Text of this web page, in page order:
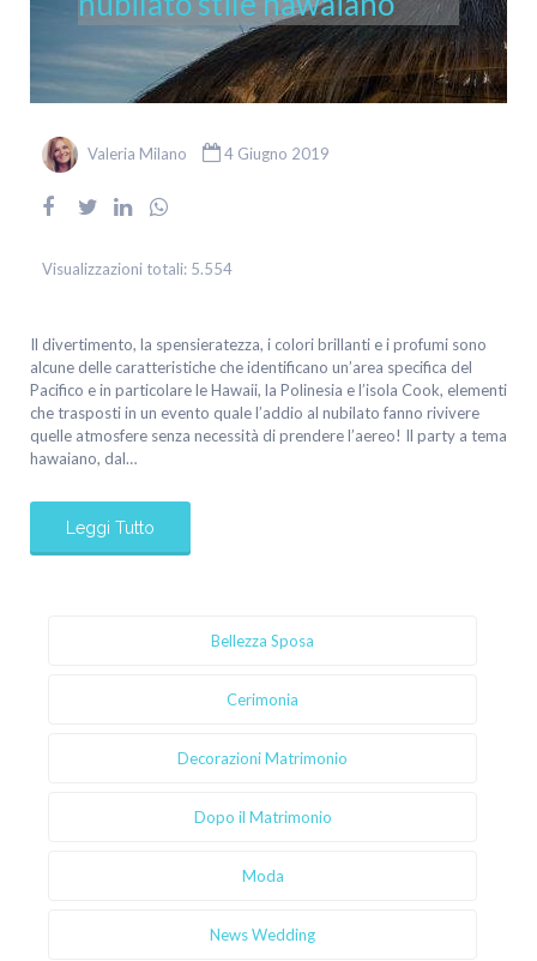
Valeria Milano 4 Giugno 2019
Visualizzazioni totali: 5.554
Il divertimento, la spensieratezza, i colori brillanti e i profumi sono
alcune delle caratteristiche che identificano un’area specifica del
Pacifico e in particolare le Hawaii, la Polinesia e l’isola Cook, elementi
che trasposti in un evento quale l’addio al nubilato fanno rivivere
quelle atmosfere senza necessità di prendere l’aereo! Il party a tema
hawaiano, dal…
Leggi Tutto
Bellezza Sposa
Cerimonia
Decorazioni Matrimonio
Dopo il Matrimonio
Moda
News Wedding